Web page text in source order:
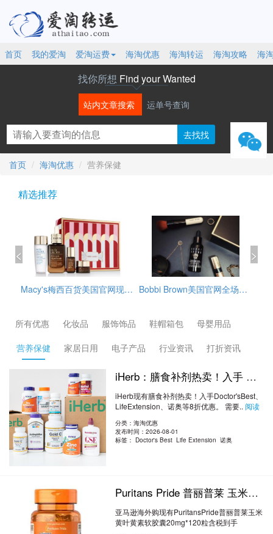
首页 我的爱淘 爱淘运费 海淘优惠 海淘转运 海淘攻略 海
找你所想 Find your Wanted
站内文章搜索 运单号查询
首页 海淘优惠 营养保健
精选推荐
Bobbi Brown美国官网全场海淘满赠活动开启，订单满$65赠3件护肤小样（橘子面霜7ml+眼部打底5ml+卸妆油15ml），需使用优惠码：REFRESH，美国境内免邮，需要通过转运公司运输回来。 GlamGlow格莱魅美国官网冬季大促精选护肤品低至5折+部分额外9折促销，需用码：EXTRA10，另外，订单满$75送清洁4件套，价值$49，美国境内免邮。
< >
所有优惠 化妆品 服饰饰品 鞋帽箱包
母婴用品
营养保健
家居日用 电子产品 行业资讯 打折资讯
iHerb：膳食补剂热卖！入手 Doctor's Best、Life Extension、诺奥等 8折优惠
iHerb现有膳食补剂热卖！入手Doctor'sBest、
LifeExtension、诺奥等8折优惠。 需要..阅读
分类：海淘优惠
发布时间：2026-08-01
标签：Doctor's Best Life Extension 诺奥
Puritans Pride 普丽普莱 玉米黄叶黄素软胶囊20mg*120粒 含税到手¥88.78
亚马逊海外购现有PuritansPride普丽普莱玉米
黄叶黄素软胶囊20mg*120粒含税到手